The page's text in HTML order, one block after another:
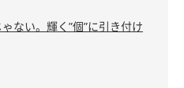
ない。輝く”個”に引き付け